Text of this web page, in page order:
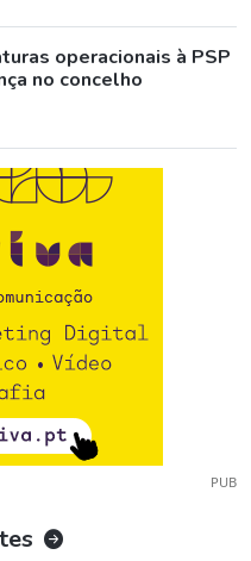
operacionais à PSP
no concelho
PUB